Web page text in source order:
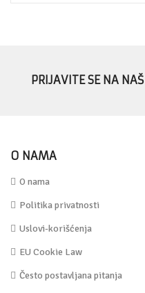
PRIJAVITE SE NA
O NAMA
O nama
Politika privatnosti
Uslovi-korišćenja
EU Cookie Law
Često postavljana pitanja